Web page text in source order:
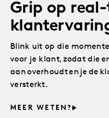
Grip op
Blink uit op die
voor je klant, zodat die
aan overhoudt en je de
versterkt.
MEER WETEN?